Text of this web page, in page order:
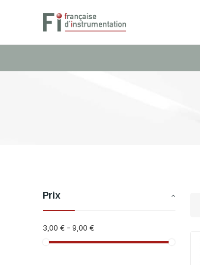
Prix
3,00 € - 9,00 €